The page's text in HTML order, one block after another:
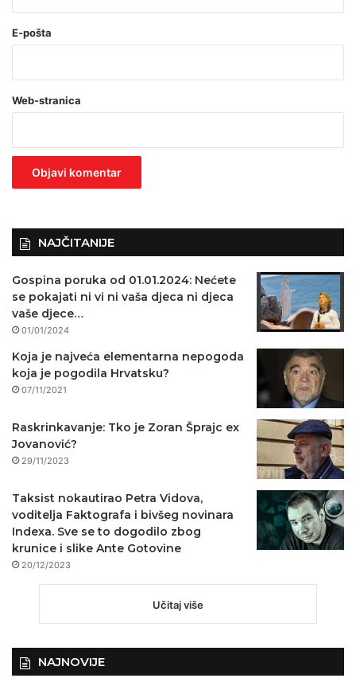
o
a
v
z
E-pošta
Web-stranica
NAJČITANIJE
Gospina poruka od 01.01.2024: Nećete
se pokajati ni vi ni vaša djeca ni djeca
vaše djece…
01/01/2024
Koja je najveća elementarna nepogoda
koja je pogodila Hrvatsku?
07/11/2021
Raskrinkavanje: Tko je Zoran Šprajc ex
Jovanović?
29/11/2023
Taksist nokautirao Petra Vidova,
voditelja Faktografa i bivšeg novinara
Indexa. Sve se to dogodilo zbog
krunice i slike Ante Gotovine
20/12/2023
Učitaj više
NAJNOVIJE